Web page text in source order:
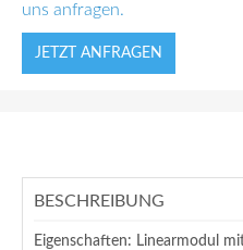
uns anfragen.
JETZT ANFRAGEN
BESCHREIBUNG
Eigenschaften: Linearmodul